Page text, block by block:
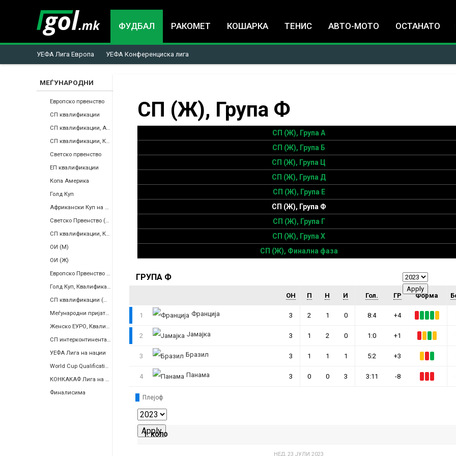
ФУДБАЛ РАКОМЕТ КОШАРКА ТЕНИС АВТО-МОТО ОСТАНАТО
УЕФА Лига Европа УЕФА Конференциска лига
You
are
here
СП (Ж), Група Ф
СП (Ж), Група А
СП (Ж), Група Б
СП (Ж), Група Ц
СП (Ж), Група Д
СП (Ж), Група Е
СП (Ж), Група Ф
СП (Ж), Група Г
СП (Ж), Група Х
СП (Ж), Финална фаза
ГРУПА Ф
ОН П Н И Гол. ГР Форма
1 Франција 3 2 1 0 8:4 +4
2 Јамајка 3 1 2 0 1:0 +1
3 Бразил 3 1 1 1 5:2 +3
4 Панама 3 0 0 3 3:11 -8
Плејоф
1. КОЛО
НЕД, 23 ЈУЛИ 2023
МЕЃУНАРОДНИ
Европско првенство
СП квалификации
СП квалификации, Африка
СП квалификации, КОНКАКАФ
Светско првенство
ЕП квалификации
Копа Америка
Голд Куп
Африкански Куп на Нации
Светско Првенство (Ж)
СП квалификации, КОНМЕБОЛ
ОИ (М)
ОИ (Ж)
Европско Првенство (Ж)
Голд Куп, Квалификации
СП квалификации (Ж), Европа
Меѓународни пријателски
Женско ЕУРО, Квалификации
СП интерконтинентален плеј-оф
УЕФА Лига на нации
World Cup Qualification, Women, Inter-Confederation Playoffs
КОНКАКАФ Лига на Нации
Финалисима